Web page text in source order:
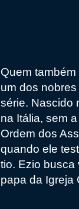
Quem
um dos
série. Nascido
na Itália, sem
Ordem dos
quando ele
tio. Ezio busca
papa da Igreja